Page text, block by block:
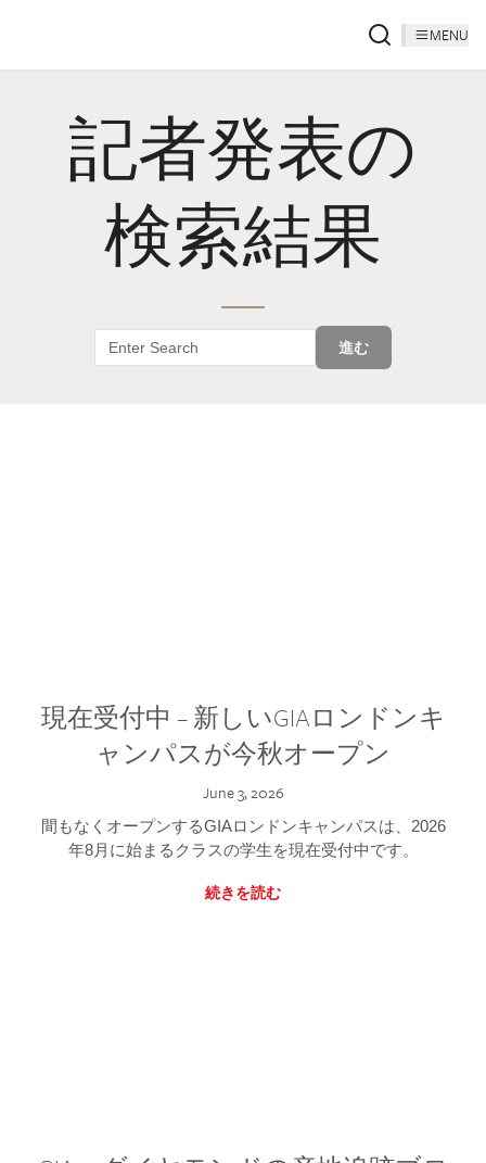
MENU
記者発表の
検索結果
進む
現在受付中 – 新しいGIAロンドンキ
ャンパスが今秋オープン
June 3, 2026
間もなくオープンするGIAロンドンキャンパスは、2026
年8月に始まるクラスの学生を現在受付中です。
続きを読む